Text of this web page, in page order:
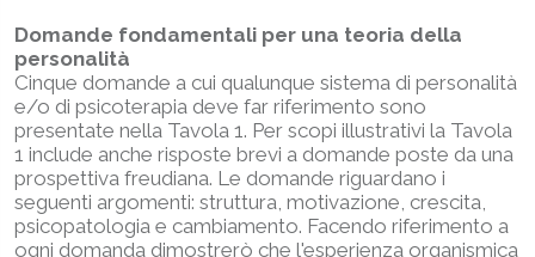
Domande fondamentali per una teoria della
personalità
Cinque domande a cui qualunque sistema di personalità
e/o di psicoterapia deve far riferimento sono
presentate nella Tavola 1. Per scopi illustrativi la Tavola
1 include anche risposte brevi a domande poste da una
prospettiva freudiana. Le domande riguardano i
seguenti argomenti: struttura, motivazione, crescita,
psicopatologia e cambiamento. Facendo riferimento a
ogni domanda dimostrerò che l'esperienza organismica